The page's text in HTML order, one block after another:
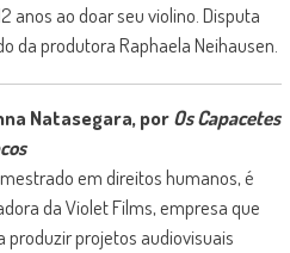
anos ao doar seu violino. Disputa
da produtora Raphaela Neihausen.
Natasegara, porOs Capacetes
em direitos humanos, é
da Violet Films, empresa que
produzir projetos audiovisuais